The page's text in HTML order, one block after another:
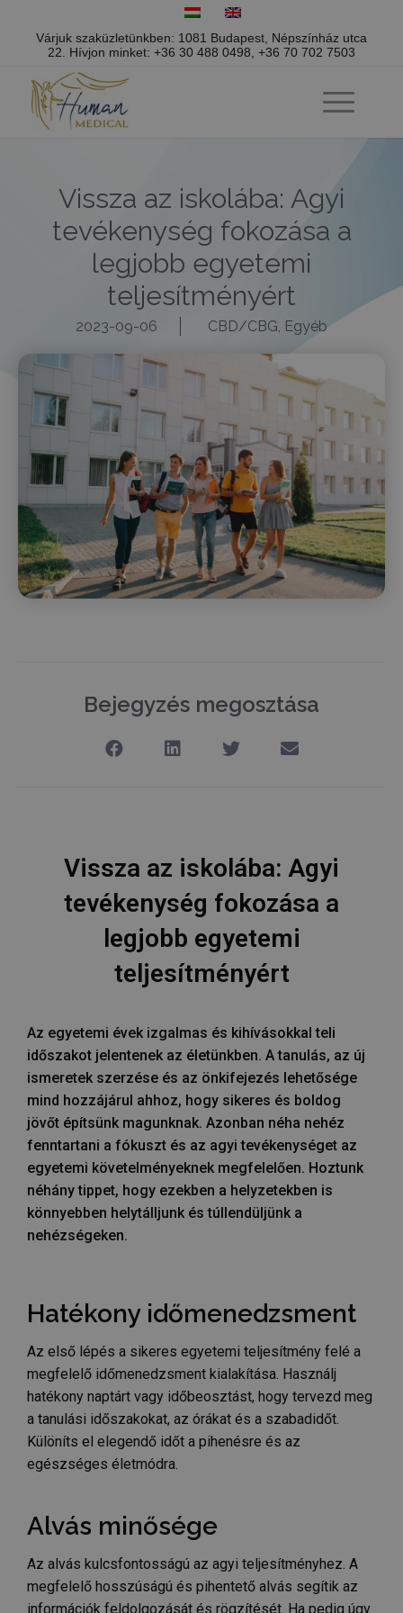
Várjuk szaküzletünkben: 1081 Budapest, Népszínház utca
22. Hívjon minket: +36 30 488 0498 +36 70 702 7503
Vissza az iskolába: Agyi
tevékenység fokozása a
legjobb egyetemi
teljesítményért
2023-09-06 CBD/CBG, Egyéb
Bejegyzés megosztása
Vissza az iskolába: Agyi
tevékenység fokozása a
legjobb egyetemi
teljesítményért
Az egyetemi évek izgalmas és kihívásokkal teli
időszakot jelentenek az életünkben. A tanulás, az új
ismeretek szerzése és az önkifejezés lehetősége
mind hozzájárul ahhoz, hogy sikeres és boldog
jövőt építsünk magunknak. Azonban néha nehéz
fenntartani a fókuszt és az agyi tevékenységet az
egyetemi követelményeknek megfelelően. Hoztunk
néhány tippet, hogy ezekben a helyzetekben is
könnyebben helytálljunk és túllendüljünk a
nehézségeken.
Hatékony időmenedzsment
Az első lépés a sikeres egyetemi teljesítmény felé a
megfelelő időmenedzsment kialakítása. Használj
hatékony naptárt vagy időbeosztást, hogy tervezd meg
a tanulási időszakokat, az órákat és a szabadidőt.
Különíts el elegendő időt a pihenésre és az
egészséges életmódra.
Alvás minősége
Az alvás kulcsfontosságú az agyi teljesítményhez. A
megfelelő hosszúságú és pihentető alvás segítik az
információk feldolgozását és rögzítését. Ha pedig úgy